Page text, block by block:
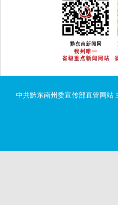
中共黔东南州委宣传部直管网站